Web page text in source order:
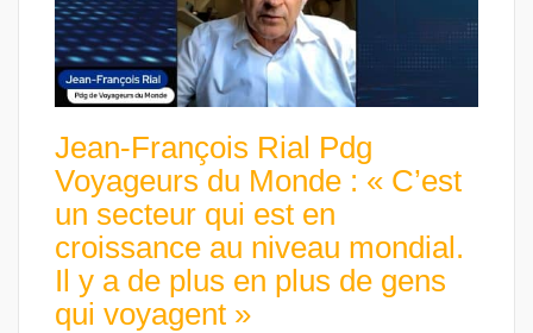
Jean-François Rial Pdg
Voyageurs du Monde : « C’est
un secteur qui est en
croissance au niveau mondial.
Il y a de plus en plus de gens
qui voyagent »